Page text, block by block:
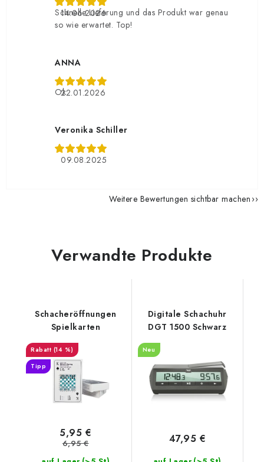
14.06.2026
Schnelle Lieferung und das Produkt war genau
so wie erwartet. Top!
ANNA
22.01.2026
Ok
Veronika Schiller
09.08.2025
Weitere Bewertungen sichtbar machen
Verwandte Produkte
Schacheröffnungen
Spielkarten
(14 %)
Tipp
5,95 €
6,95 €
Digitale Schachuhr
DGT 1500 Schwarz
Neu
47,95 €